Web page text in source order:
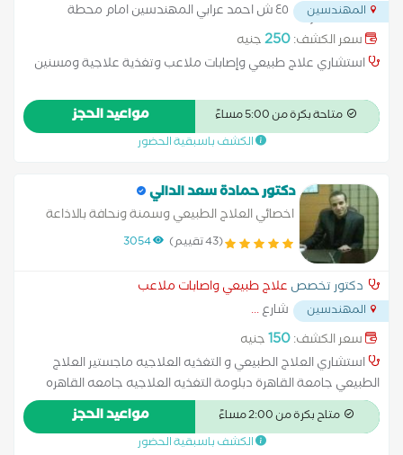
المهندسين
٤٥ ش احمد عرابي المهندسين امام محطة
مترو التوفيقية أعلى كافيه سفاري والشرقاوي(عيادات اوسم)
سعر الكشف:250جنيه
استشاري علاج طبيعي وإصابات ملاعب وتغذية علاجية ومسنين
متاحة بكرة من 5:00 مساءً مواعيد الحجز
الكشف باسبقية الحضور
دكتور حمادة سعد الدالي
اخصائي العلاج الطبيعي وسمنة ونحافة بالاذاعة
والتليفزيون ماجستير العلاج الطبيعي جامعة
(43 تقييم) 3054
دكتور تخصص علاج طبيعي واصابات ملاعب
المهندسين شارع...
سعر الكشف:150جنيه
استشاري العلاج الطبيعي و التغذيه العلاجيه ماجستير العلاج
الطبيعي جامعة القاهرة دبلومة التغذيه العلاجيه جامعه القاهره
ماجستير التغذيه العلاجيه جامعه القاهره دكتوراه مهنيه جامعه
القاهره متاح بكرة من 2:00 مساءً مواعيد الحجز
الكشف باسبقية الحضور